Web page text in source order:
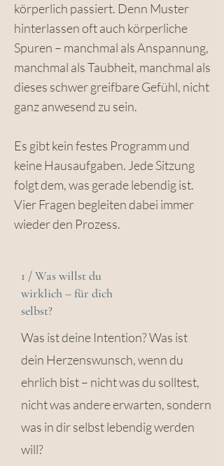
körperlich passiert. Denn Muster
hinterlassen oft auch körperliche
Spuren – manchmal als Anspannung,
manchmal als Taubheit, manchmal als
dieses schwer greifbare Gefühl, nicht
ganz anwesend zu sein.
Es gibt kein festes Programm und
keine Hausaufgaben. Jede Sitzung
folgt dem, was gerade lebendig ist.
Vier Fragen begleiten dabei immer
wieder den Prozess.
1 / Was willst du
wirklich – für dich
selbst?
Was ist deine Intention? Was ist
dein Herzenswunsch, wenn du
ehrlich bist – nicht was du solltest,
nicht was andere erwarten, sondern
was in dir selbst lebendig werden
will?